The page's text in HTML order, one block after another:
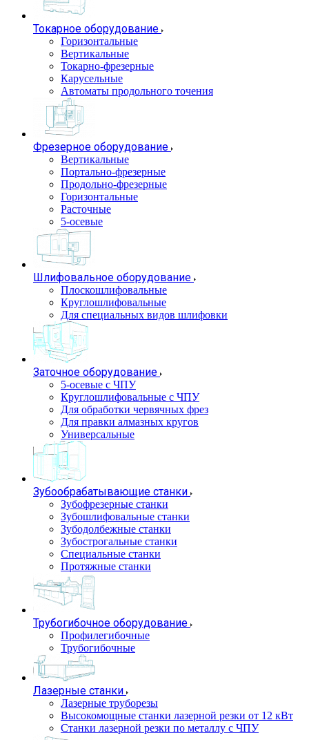
Токарное оборудование
Горизонтальные
Вертикальные
Токарно-фрезерные
Карусельные
Автоматы продольного точения
Фрезерное оборудование
Вертикальные
Портально-фрезерные
Продольно-фрезерные
Горизонтальные
Расточные
5-осевые
Шлифовальное оборудование
Плоскошлифовальные
Круглошлифовальные
Для специальных видов шлифовки
Заточное оборудование
5-осевые с ЧПУ
Круглошлифовальные с ЧПУ
Для обработки червячных фрез
Для правки алмазных кругов
Универсальные
Зубообрабатывающие станки
Зубофрезерные станки
Зубошлифовальные станки
Зубодолбежные станки
Зубострогальные станки
Специальные станки
Протяжные станки
Трубогибочное оборудование
Профилегибочные
Трубогибочные
Лазерные станки
Лазерные труборезы
Высокомощные станки лазерной резки от 12 кВт
Станки лазерной резки по металлу с ЧПУ